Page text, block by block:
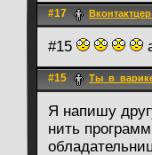
#17
#15
#15
Я напишу
нить